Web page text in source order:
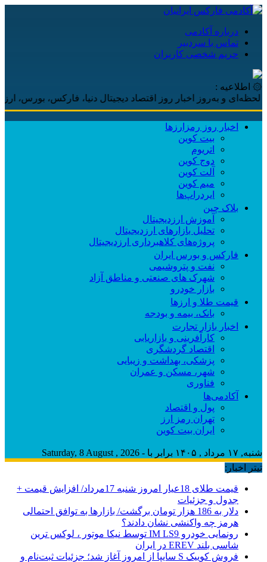
درباره آکادمی
تماس با سردبیر
حریم شخصی کاربران
۞ اطلاعیه :
به‌روز اخبار روز اقتصاد دیجیتال دنیا، فارکس، بورس، ارزهای
اخبار روز رمزارزها
بیت کوین
اتریوم
دوج کوین
آلت کوین
میم کوین‌
ایردراپ‌ها
بلاک چین
آموزش ارزدیجیتال
تحلیل بازارهای ارزدیجیتال
پروژه‌های کلاهبرداری ارزدیجیتال
فارکس و بورس ایران
نفت و پتروشیمی
شهرک های صنعتی و مناطق آزاد
بازار خودرو
قیمت طلا و ارزها
بانک، بیمه و بودجه
اخبار بازار تجارت
کارآفرینی و بازاریابی
اقتصاد گردشگری
پزشکی، بهداشت و زیبایی
شهر، مسکن و عمران
فناوری
آکادمی‌ها
پول و اقتصاد
تهران رمز ارز
ایران بیت کوین
شنبه, ۱۷ مرداد , ۱۴۰۵ برابر با - Saturday, 8 August , 2026
تیتر اخبار:
قیمت طلای 18عیار امروز شنبه 17مرداد/ افزایش قیمت +
جدول و جزئیات
دلار به 186 هزار تومان برگشت/ بازارها به توافق احتمالی
هرمز چه واکنشی نشان دادند؟
رونمایی خودرو IM LS9 توسط نیکا موتور ، لوکس ترین
شاسی بلند EREV در ایران
فروش کوییک S سایپا از امروز آغاز شد؛ جزئیات ثبت‌نام و